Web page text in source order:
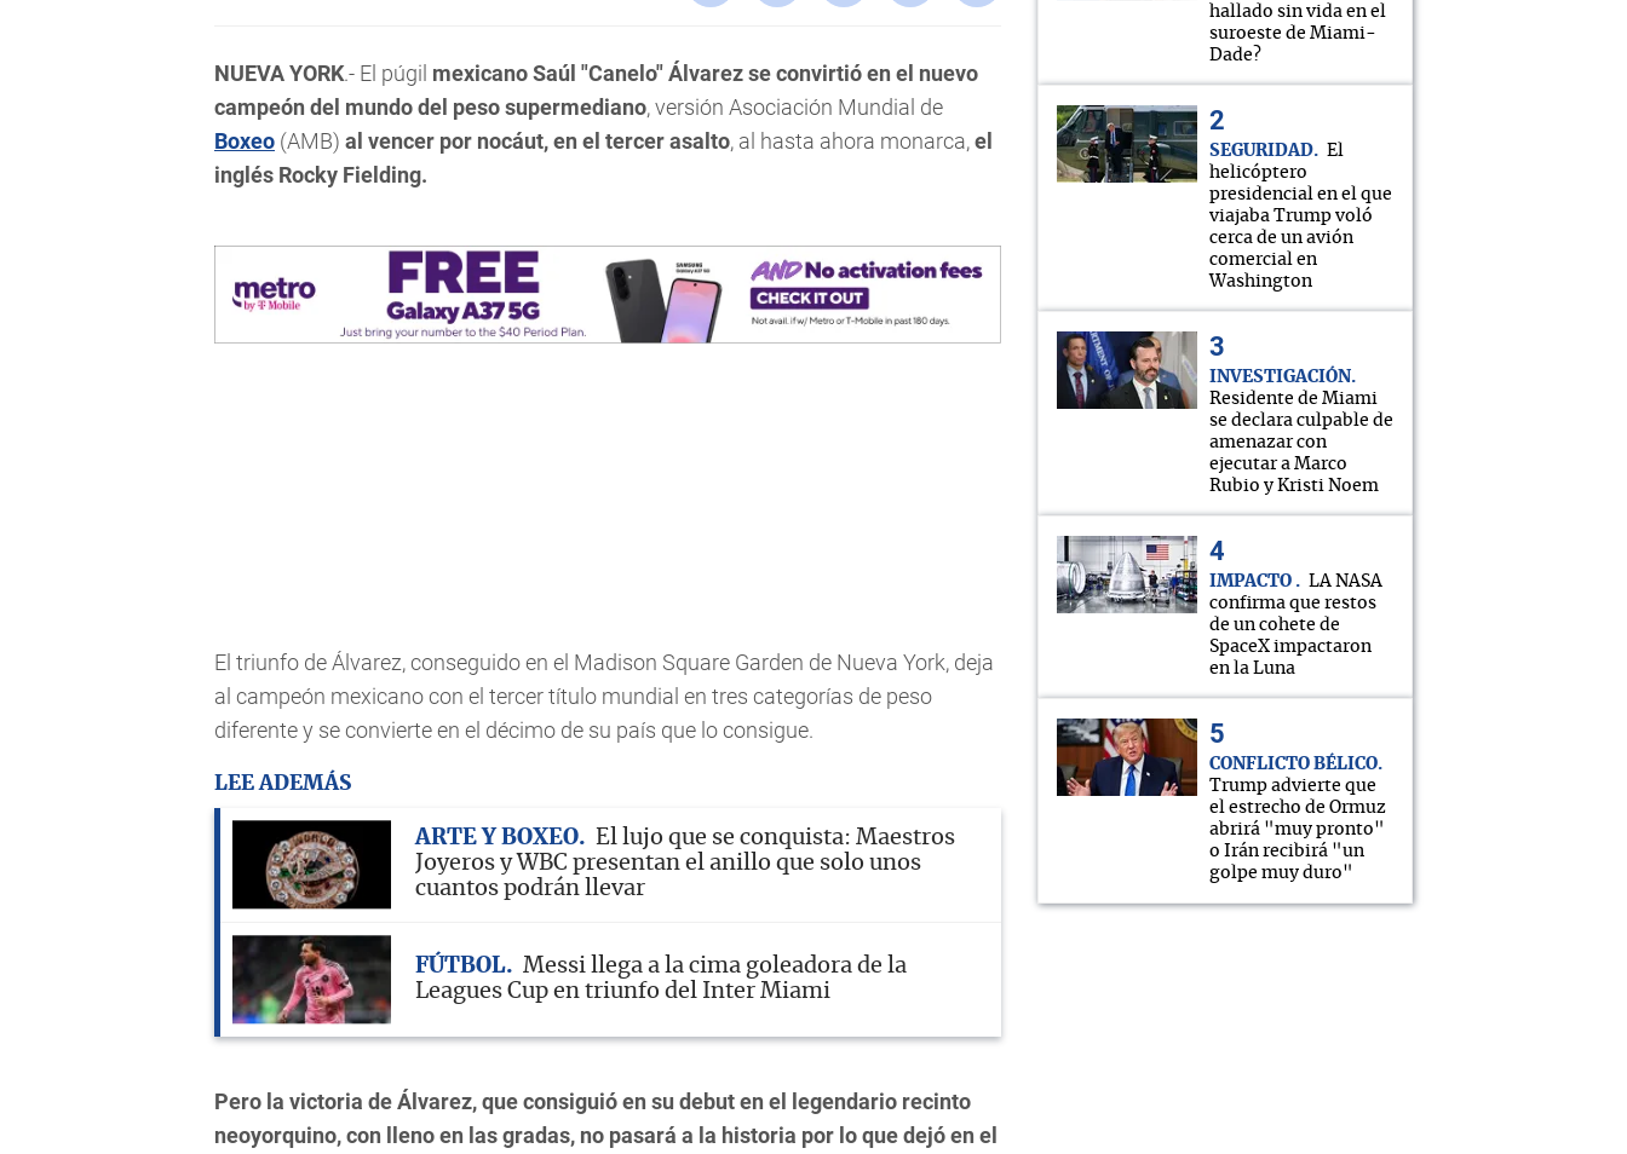
NUEVA YORK.- El púgil mexicano Saúl "Canelo" Álvarez se convirtió en el nuevo
campeón del mundo del peso supermediano, versión Asociación Mundial de
Boxeo (AMB) al vencer por nocáut, en el tercer asalto, al hasta ahora monarca,el
inglés Rocky Fielding.
El triunfo de Álvarez, conseguido en el Madison Square Garden de Nueva York, deja
al campeón mexicano con el tercer título mundial en tres categorías de peso
diferente y se convierte en el décimo de su país que lo consigue.
LEE ADEMÁS
ARTE Y BOXEO
El lujo que se conquista: Maestros
Joyeros y WBC presentan el anillo que solo unos
cuantos podrán llevar
FÚTBOL
Messi llega a la cima goleadora de la
Leagues Cup en triunfo del Inter Miami
Pero la victoria de Álvarez, que consiguió en su debut en el legendario recinto
neoyorquino, con lleno en las gradas, no pasará a la historia por lo que dejó en el
hallado sin vida en el
suroeste de Miami-
Dade?
SEGURIDAD
El
helicóptero
presidencial en el que
viajaba Trump voló
cerca de un avión
comercial en
Washington
INVESTIGACIÓN
Residente de Miami
se declara culpable de
amenazar con
ejecutar a Marco
Rubio y Kristi Noem
IMPACTO
LA NASA
confirma que restos
de un cohete de
SpaceX impactaron
en la Luna
CONFLICTO BÉLICO
Trump advierte que
el estrecho de Ormuz
abrirá "muy pronto"
o Irán recibirá "un
golpe muy duro"